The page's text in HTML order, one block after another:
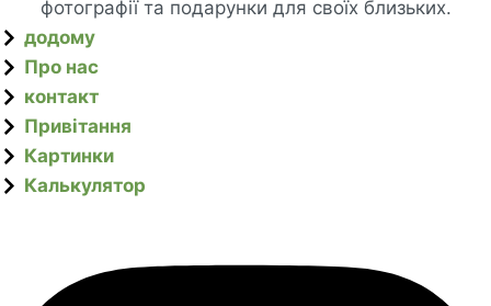
фотографії та подарунки для своїх близьких.
додому
Про нас
контакт
Привітання
Картинки
Калькулятор